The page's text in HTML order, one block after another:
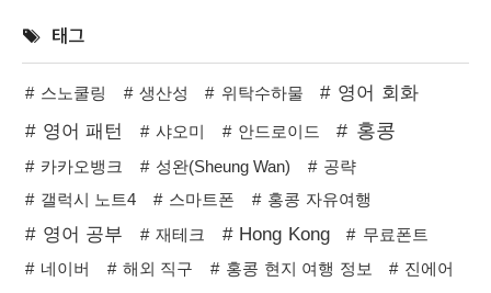
태그
스노쿨링 생산성 위탁수하물
영어 회화
영어 패턴
샤오미 안드로이드 홍콩
카카오뱅크 성완(Sheung Wan)
공략
갤럭시 노트4
스마트폰 홍콩 자유여행
영어 공부 재테크 Hong Kong
무료폰트
네이버
해외 직구 홍콩 현지 여행 정보 진에어